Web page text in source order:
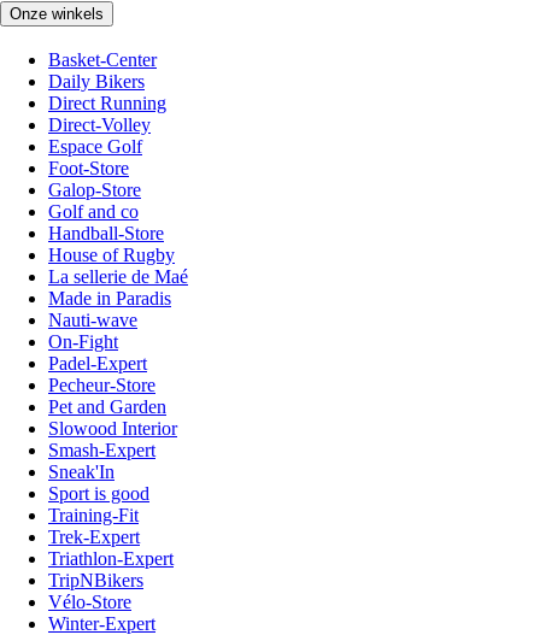
Onze winkels
Basket-Center
Daily Bikers
Direct Running
Direct-Volley
Espace Golf
Foot-Store
Galop-Store
Golf and co
Handball-Store
House of Rugby
La sellerie de Maé
Made in Paradis
Nauti-wave
On-Fight
Padel-Expert
Pecheur-Store
Pet and Garden
Slowood Interior
Smash-Expert
Sneak'In
Sport is good
Training-Fit
Trek-Expert
Triathlon-Expert
TripNBikers
Vélo-Store
Winter-Expert